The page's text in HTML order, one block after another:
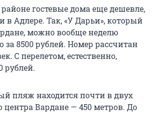
гостевые дома еще дешевле,
в Адлере. Так, «У Дарьи», который
можно вообще неделю
за 8500 рублей. Номер рассчитан
С перелетом, естественно,
рублей.
пляж находится почти в двух
центра Вардане — 450 метров. До